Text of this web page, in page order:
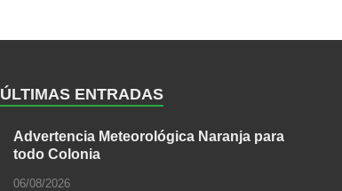
ÚLTIMAS ENTRADAS
Advertencia Meteorológica Naranja para
todo Colonia
06/08/2026